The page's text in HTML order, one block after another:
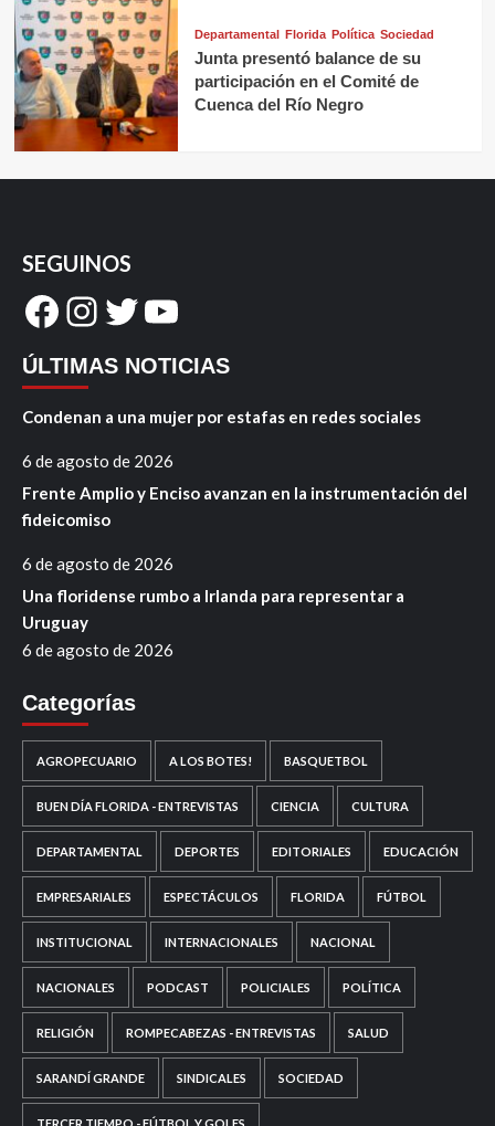
Departamental Florida Política Sociedad
Junta presentó balance de su
participación en el Comité de
Cuenca del Río Negro
SEGUINOS
Facebook
Instagram
Twitter
YouTube
ÚLTIMAS NOTICIAS
Condenan a una mujer por estafas en redes sociales
6 de agosto de 2026
Frente Amplio y Enciso avanzan en la instrumentación del
fideicomiso
6 de agosto de 2026
Una floridense rumbo a Irlanda para representar a
Uruguay
6 de agosto de 2026
Categorías
AGROPECUARIO A LOS BOTES! BASQUETBOL
BUEN DÍA FLORIDA - ENTREVISTAS CIENCIA CULTURA
DEPARTAMENTAL DEPORTES EDITORIALES EDUCACIÓN
EMPRESARIALES ESPECTÁCULOS FLORIDA FÚTBOL
INSTITUCIONAL INTERNACIONALES NACIONAL
NACIONALES PODCAST POLICIALES POLÍTICA
RELIGIÓN ROMPECABEZAS - ENTREVISTAS SALUD
SARANDÍ GRANDE SINDICALES SOCIEDAD